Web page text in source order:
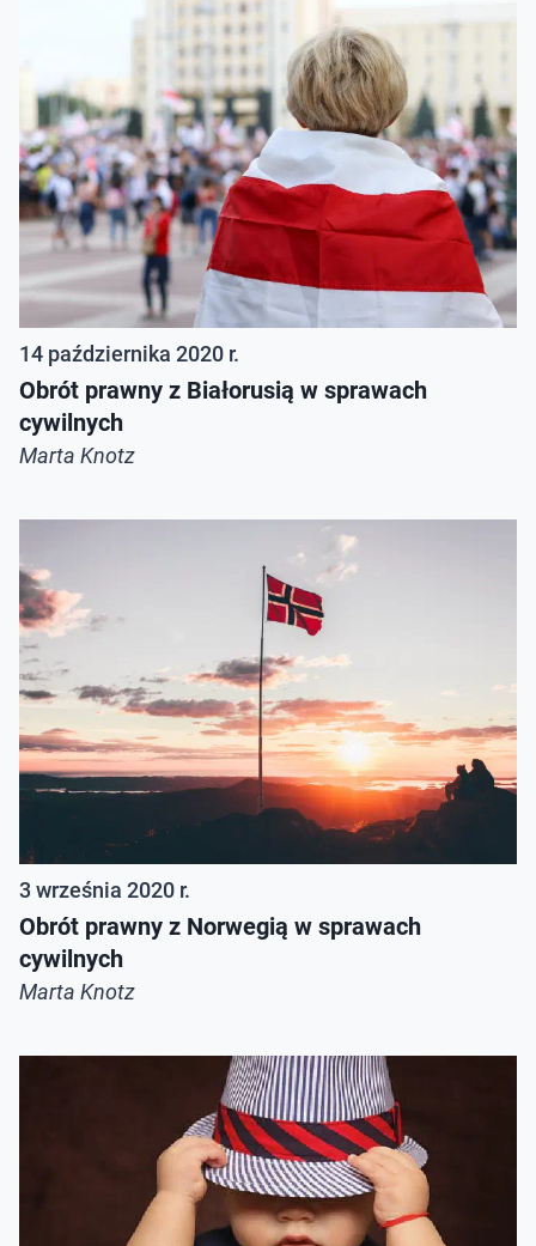
14 października 2020 r.
Obrót prawny z Białorusią w sprawach
cywilnych
Marta Knotz
3 września 2020 r.
Obrót prawny z Norwegią w sprawach
cywilnych
Marta Knotz